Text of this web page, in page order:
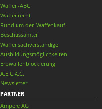
Waffen-ABC
Waffenrecht
Rund um den Waffenkauf
Beschussämter
Waffensachverständige
Ausbildungsmöglichkeiten
Erbwaffenblockierung
A.E.C.A.C.
Newsletter
PARTNER
Ampere AG